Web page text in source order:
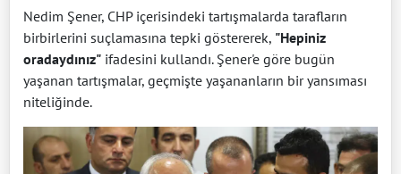
Nedim Şener, CHP içerisindeki tartışmalarda tarafların
birbirlerini suçlamasına tepki göstererek, "Hepiniz
oradaydınız" ifadesini kullandı. Şener'e göre bugün
yaşanan tartışmalar, geçmişte yaşananların bir yansıması
niteliğinde.